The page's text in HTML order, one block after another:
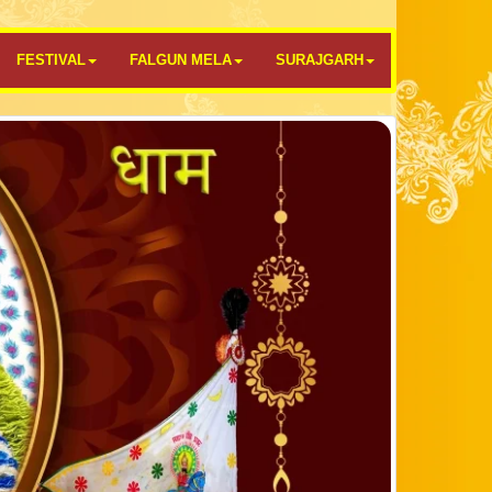
FESTIVAL FALGUN MELA SURAJGARH